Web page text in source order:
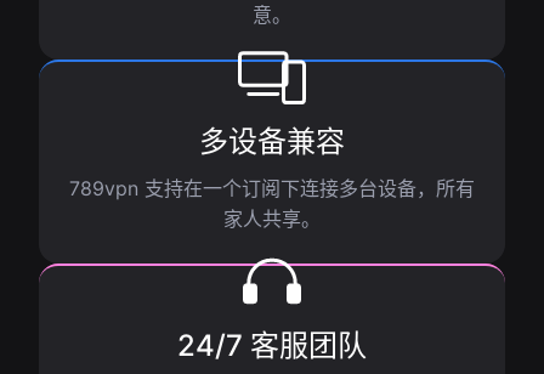
意。
多设备兼容
789vpn 支持在一个订阅下连接多台设备，所有
家人共享。
24/7 客服团队